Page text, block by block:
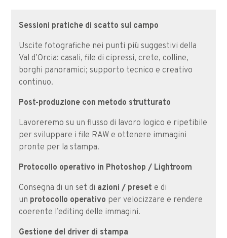
Sessioni pratiche di scatto sul campo
Uscite fotografiche nei punti più suggestivi della
Val d’Orcia: casali, file di cipressi, crete, colline,
borghi panoramici; supporto tecnico e creativo
continuo.
Post-produzione con metodo strutturato
Lavoreremo su un flusso di lavoro logico e ripetibile
per sviluppare i file RAW e ottenere immagini
pronte per la stampa.
Protocollo operativo in Photoshop / Lightroom
Consegna di un set di azioni / preset e di
un protocollo operativo per velocizzare e rendere
coerente l’editing delle immagini.
Gestione del driver di stampa